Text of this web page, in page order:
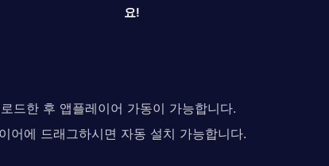
요!
드한 후 앱플레이어 가동이 가능합니다.
어에 드래그하시면 자동 설치 가능합니다.